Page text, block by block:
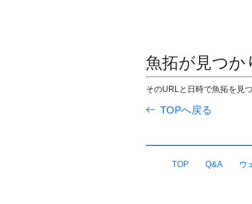
魚拓が見つか
そのURLと日時で魚拓を見
TOPへ戻る
TOP Q&A ウ